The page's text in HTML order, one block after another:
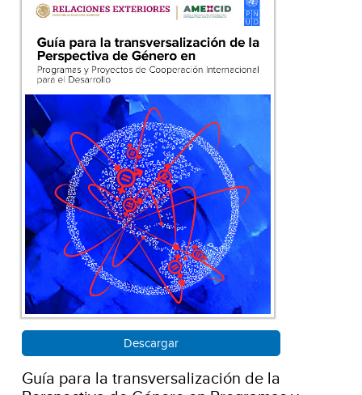
Descargar
Guía para la transversalización de la